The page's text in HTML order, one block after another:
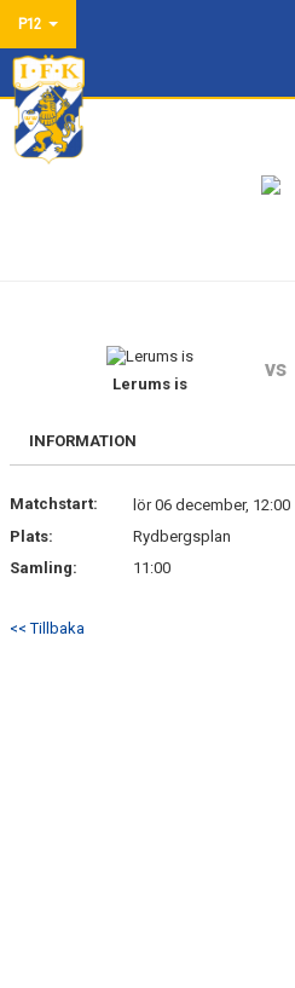
P12
HEM
DOKUMENT
Lerums is
vs
INFORMATION
Matchstart:
lör 06 december, 12:00
Plats:
Rydbergsplan
Samling:
11:00
<< Tillbaka